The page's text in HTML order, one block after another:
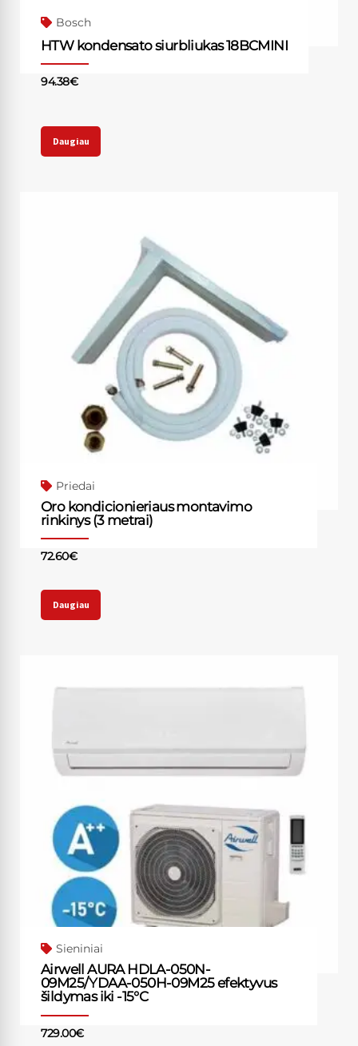
Bosch
HTW kondensato siurbliukas 18BCMINI
94.38€
Daugiau
Priedai
Oro kondicionieriaus montavimo
rinkinys (3 metrai)
72.60€
Daugiau
Sieniniai
Airwell AURA HDLA-050N-
09M25/YDAA-050H-09M25 efektyvus
šildymas iki -15°C
729.00€